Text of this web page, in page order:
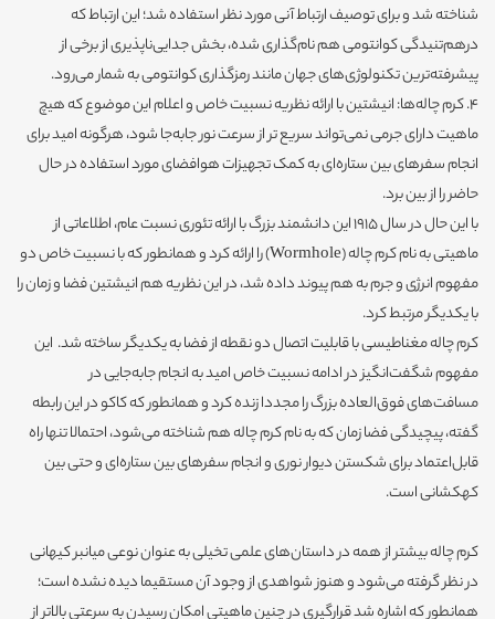
شناخته شد و برای توصیف ارتباط آنی مورد نظر استفاده شد؛ این ارتباط که
درهم‌تنیدگی کوانتومی هم نام‌گذاری شده، بخش جدایی‌ناپذیری از برخی از
پیشرفته‌ترین تکنولوژی‌های جهان مانند رمزگذاری کوانتومی به شمار می‌رود.
4. کرم ‌چاله‌ها: انیشتین با ارائه نظریه نسبیت خاص و اعلام این موضوع که هیچ
ماهیت دارای جرمی نمی‌تواند سریع تر از سرعت نور جابه‌جا شود، هرگونه امید برای
انجام سفرهای بین ستاره‌ای به کمک تجهیزات هوافضای مورد استفاده در حال
حاضر را از بین برد.
با این حال در سال 1915 این دانشمند بزرگ با ارائه تئوری نسبت عام، اطلاعاتی از
ماهیتی به نام کرم چاله (Wormhole)‌ را ارائه کرد و همانطور که با نسبیت خاص دو
مفهوم انرژی و جرم به هم پیوند داده شد، در این نظریه هم انیشتین فضا و زمان را
با یکدیگر مرتبط کرد.
کرم چاله مغناطیسی با قابلیت اتصال دو نقطه از فضا به یکدیگر ساخته شد. این
مفهوم شگفت‌انگیز در ادامه نسبیت خاص امید به انجام جابه‌جایی در
مسافت‌های فوق‌العاده بزرگ را مجددا زنده کرد و همانطور که کاکو در این رابطه
گفته،‌ پیچیدگی فضا زمان که به نام کرم چاله هم شناخته می‌شود، احتمالا تنها راه
قابل‌اعتماد برای شکستن دیوار نوری و انجام سفرهای بین ستاره‌ای و حتی بین
کهکشانی است.
کرم چاله بیشتر از همه در داستان‌های علمی تخیلی به عنوان نوعی میانبر کیهانی
در نظر گرفته می‌شود و هنوز شواهدی از وجود آن مستقیما دیده نشده است؛
همانطور که اشاره شد قرارگیری در چنین ماهیتی امکان رسیدن به سرعتی بالاتر از